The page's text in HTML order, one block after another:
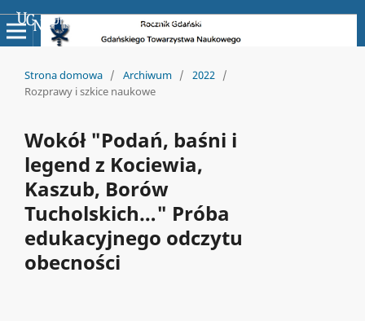
Uniwersyteckie Czasopisma Naukowe
Strona domowa / Archiwum / 2022 /
Rozprawy i szkice naukowe
Wokół "Podań, baśni i
legend z Kociewia,
Kaszub, Borów
Tucholskich…" Próba
edukacyjnego odczytu
obecności